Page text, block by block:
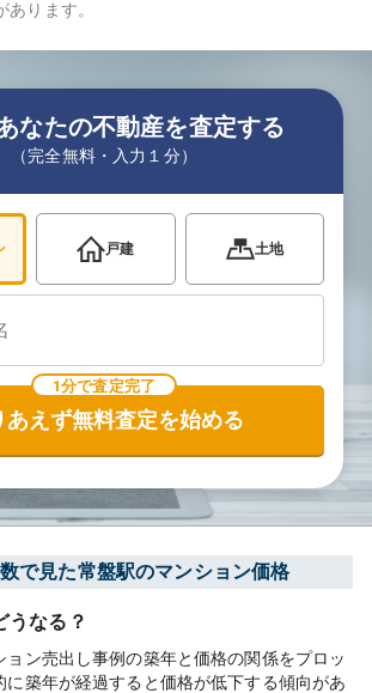
ります。
なたの不動産を査定する
（完全無料・入力１分）
戸建 土地
1分で査定完了
あえず無料査定を始める
で見た常盤駅のマンション価格
うなる？
ョン売出し事例の築年と価格の関係をプロッ
に築年が経過すると価格が低下する傾向があ